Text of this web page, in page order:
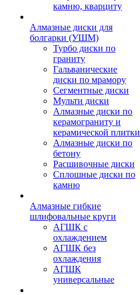
камню, кварциту
Алмазные диски для
болгарки (УШМ)
Турбо диски по
граниту
Гальванические
диски по мрамору
Сегментные диски
Мульти диски
Алмазные диски по
керамограниту и
керамической плитки
Алмазные диски по
бетону
Расшивочные диски
Сплошные диски по
камню
Алмазные гибкие
шлифовальные круги
АГШК с
охлаждением
АГШК без
охлаждения
АГШК
универсальные